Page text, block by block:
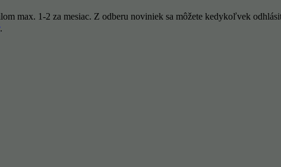
max. 1-2 za mesiac. Z odberu noviniek sa môžete kedykoľvek
.